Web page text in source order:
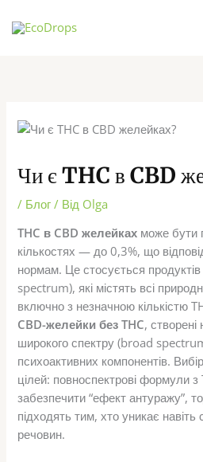
до
Чи є THC в CBD
/ Блог / Від Olga
THC в CBD желейках може бути
кількостях — до 0,3%, що
нормам. Це стосується
spectrum), які містять всі
включно з незначною кількістю
CBD-желейки без THC, створені
широкого спектру (broad
психоактивних компонентів.
цілей: повноспектрові формули
забезпечити “ефект антуражу”,
підходять тим, хто уникає навіть
речовин.